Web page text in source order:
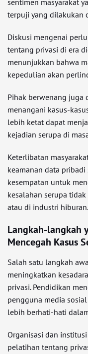
sentimen masyarakat
terpuji yang dilakukan
Diskusi mengenai
tentang privasi di era
menunjukkan bahwa
kepedulian akan
Pihak berwenang juga
menangani kasus-
lebih ketat dapat
kejadian serupa di
Keterlibatan
keamanan data
kesempatan untuk
kesalahan serupa
atau di industri hiburan.
Langkah-langkah
Mencegah Kasus
Salah satu langkah
meningkatkan
privasi. Pendidikan
pengguna media
lebih berhati-hati
Organisasi dan
pelatihan tentang